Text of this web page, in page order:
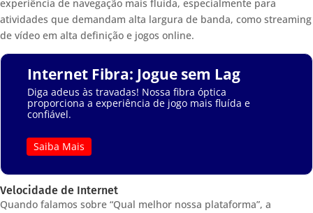
experiência de navegação mais fluida, especialmente para
atividades que demandam alta largura de banda, como streaming
de vídeo em alta definição e jogos online.
Internet Fibra: Jogue sem Lag
Diga adeus às travadas! Nossa fibra óptica
proporciona a experiência de jogo mais fluída e
confiável.
Saiba Mais
Velocidade de Internet
Quando falamos sobre “Qual melhor nossa plataforma”, a